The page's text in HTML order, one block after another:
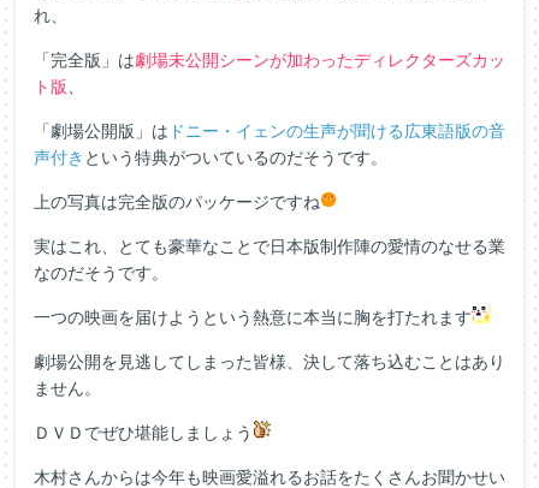
れ、
「完全版」は劇場未公開シーンが加わったディレクターズカッ
ト版
「劇場公開版」は ドニー・イェンの生声が聞ける広東語版の音
声付き という特典がついているのだそうです。
上の写真は完全版のパッケージですね
実はこれ、とても豪華なことで日本版制作陣の愛情のなせる業
なのだそうです。
一つの映画を届けようという熱意に本当に胸を打たれます
劇場公開を見逃してしまった皆様、決して落ち込むことはあり
ません。
ＤＶＤでぜひ堪能しましょう
木村さんからは今年も映画愛溢れるお話をたくさんお聞かせい